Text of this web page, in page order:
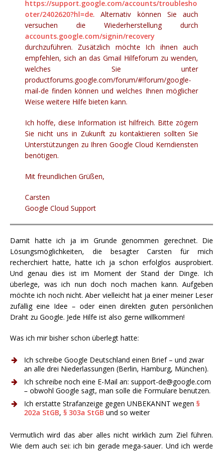
https://support.google.com/accounts/troublesho
oter/2402620?hl=de. Alternativ können Sie auch
versuchen die Wiederherstellung durch
accounts.google.com/signin/recovery
durchzuführen. Zusätzlich möchte Ich ihnen auch
empfehlen, sich an das Gmail Hilfeforum zu wenden,
welches Sie unter
productforums.google.com/forum/#!forum/google-
mail-de finden können und welches Ihnen möglicher
Weise weitere Hilfe bieten kann.
Ich hoffe, diese Information ist hilfreich. Bitte zögern
Sie nicht uns in Zukunft zu kontaktieren sollten Sie
Unterstützungen zu Ihren Google Cloud Kerndiensten
benötigen.
Mit freundlichen Grüßen,
Carsten
Google Cloud Support
Damit hatte ich ja im Grunde genommen gerechnet. Die
Lösungsmöglichkeiten, die besagter Carsten für mich
recherchiert hatte, hatte ich ja schon erfolglos ausprobiert.
Und genau dies ist im Moment der Stand der Dinge. Ich
überlege, was ich nun doch noch machen kann. Aufgeben
möchte ich noch nicht. Aber vielleicht hat ja einer meiner Leser
zufällig eine Idee – oder einen direkten guten persönlichen
Draht zu Google. Jede Hilfe ist also gerne willkommen!
Was ich mir bisher schon überlegt hatte:
Ich schreibe Google Deutschland einen Brief – und zwar
an alle drei Niederlassungen (Berlin, Hamburg, München).
Ich schreibe noch eine E-Mail an: support-de@google.com
– obwohl Google sagt, man solle die Formulare benutzen.
Ich erstatte Strafanzeige gegen UNBEKANNT wegen §
202a StGB, § 303a StGB und so weiter
Vermutlich wird das aber alles nicht wirklich zum Ziel führen.
Wie dem auch sei: ich bin gerade mega-sauer. Und ich werde